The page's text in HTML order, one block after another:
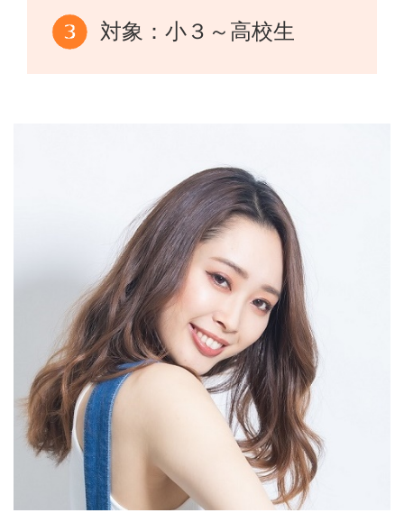
対象：小３～高校生